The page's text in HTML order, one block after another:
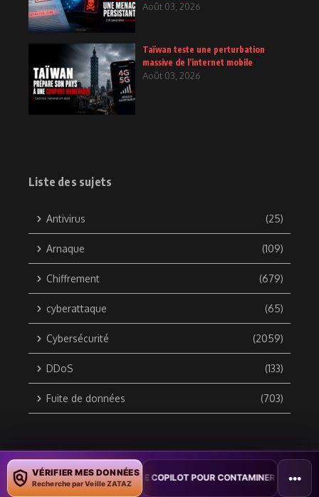
Août 03, 2026
Taïwan teste une perturbation
massive de l’internet mobile
Août 03, 2026
Liste des sujets
Antivirus (25)
Arnaque (109)
Chiffrement (679)
cyberattaque (65)
Cybersécurité (2059)
DDoS (133)
Fuite de données (703)
Copyright © 2010 / 2026 DATA SECURITY BREACH - Groupe
ZATAZ Média
VÉRIFIER MES DONNÉES
Recherche par Veille ZATAZ
VER WORD EXPLOITE COPILOT POUR CONTAMINER DES DOCUMENTS
•••